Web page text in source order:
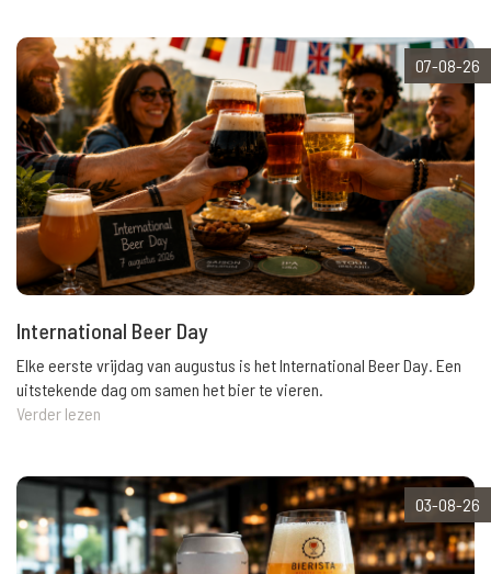
07-08-26
International Beer Day
Elke eerste vrijdag van augustus is het International Beer Day. Een
uitstekende dag om samen het bier te vieren.
Verder lezen
03-08-26